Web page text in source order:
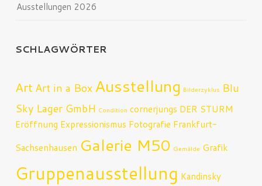
Ausstellungen 2026
SCHLAGWÖRTER
ArtArt in a BoxAusstellung Bilderzyklus Blu
Sky Lager GmbH Condition cornerjungs DER STURM
Eröffnung Expressionismus Fotografie Frankfurt-
Sachsenhausen Galerie M50 Gemälde Grafik
Gruppenausstellung Kandinsky